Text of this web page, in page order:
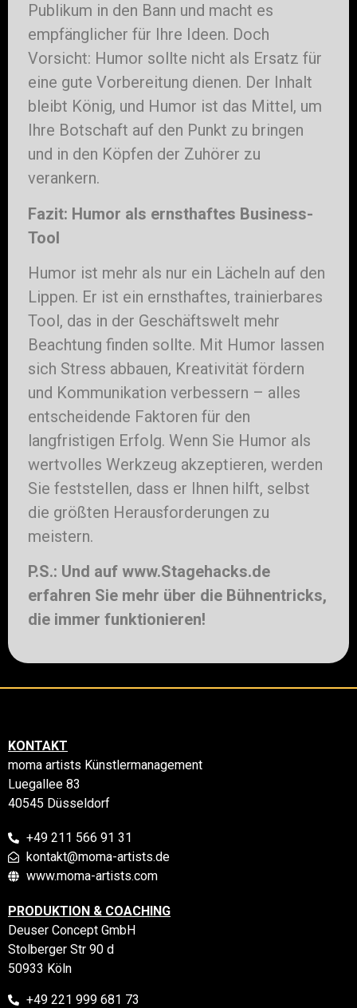
Publikum in den Bann und macht es
empfänglicher für Ihre Ideen. Doch
Vorsicht: Humor sollte nicht als Ersatz für
eine gute Vorbereitung dienen. Der Inhalt
bleibt König, und Humor ist das Mittel, um
Ihre Botschaft auf den Punkt zu bringen
und in den Köpfen der Zuhörer zu
verankern.
Fazit: Humor als ernsthaftes Business-
Tool
Humor ist mehr als nur ein Lächeln auf den
Lippen. Er ist ein ernsthaftes, trainierbares
Tool, das in der Geschäftswelt mehr
Beachtung finden sollte. Mit Humor lassen
sich Stress abbauen, Kreativität fördern
und Kommunikation verbessern – alles
entscheidende Faktoren für den
langfristigen Erfolg. Wenn Sie Humor als
wertvolles Werkzeug akzeptieren, werden
Sie feststellen, dass er Ihnen hilft, selbst
die größten Herausforderungen zu
meistern.
P.S.: Und auf www.Stagehacks.de
erfahren Sie mehr über die Bühnentricks,
die immer funktionieren!
KONTAKT
moma artists Künstlermanagement
Luegallee 83
40545 Düsseldorf
+49 211 566 91 31
kontakt@moma-artists.de
www.moma-artists.com
PRODUKTION & COACHING
Deuser Concept GmbH
Stolberger Str 90 d
50933 Köln
+49 221 999 681 73